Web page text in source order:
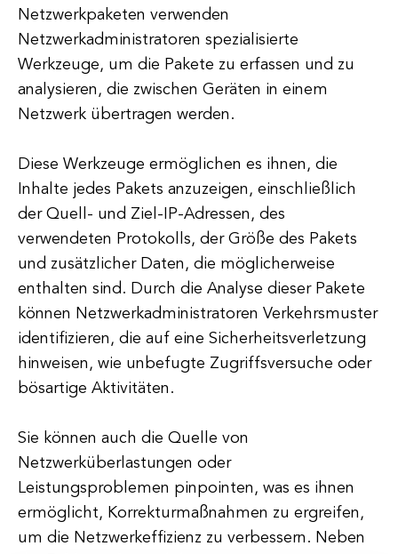
Netzwerkpaketen verwenden
Netzwerkadministratoren spezialisierte
Werkzeuge, um die Pakete zu erfassen und zu
analysieren, die zwischen Geräten in einem
Netzwerk übertragen werden.
Diese Werkzeuge ermöglichen es ihnen, die
Inhalte jedes Pakets anzuzeigen, einschließlich
der Quell- und Ziel-IP-Adressen, des
verwendeten Protokolls, der Größe des Pakets
und zusätzlicher Daten, die möglicherweise
enthalten sind. Durch die Analyse dieser Pakete
können Netzwerkadministratoren Verkehrsmuster
identifizieren, die auf eine Sicherheitsverletzung
hinweisen, wie unbefugte Zugriffsversuche oder
bösartige Aktivitäten.
Sie können auch die Quelle von
Netzwerküberlastungen oder
Leistungsproblemen pinpointen, was es ihnen
ermöglicht, Korrekturmaßnahmen zu ergreifen,
um die Netzwerkeffizienz zu verbessern. Neben